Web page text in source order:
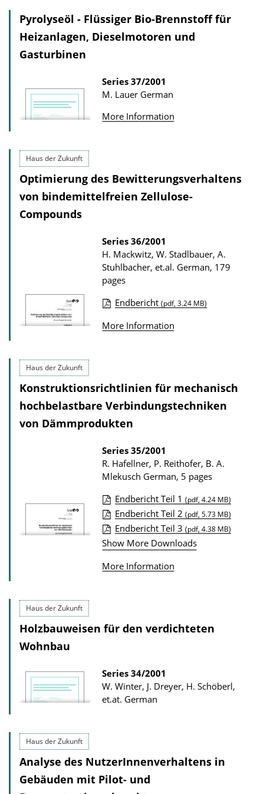
Pyrolyseöl - Flüssiger Bio-Brennstoff für
Heizanlagen, Dieselmotoren und
Gasturbinen
Series 37/2001
M. Lauer German
More Information
Haus der Zukunft
Optimierung des Bewitterungsverhaltens
von bindemittelfreien Zellulose-
Compounds
Series 36/2001
H. Mackwitz, W. Stadlbauer, A.
Stuhlbacher, et.al. German, 179
pages
u
i
c
i
o
n
D
o
w
n
l
s
Endbericht (pdf, 3.24 MB)
More Information
Haus der Zukunft
Konstruktionsrichtlinien für mechanisch
hochbelastbare Verbindungstechniken
von Dämmprodukten
Series 35/2001
R. Hafellner, P. Reithofer, B. A.
Mlekusch German, 5 pages
P
u
b
l
t
n
D
l
o
Endbericht Teil 1 (pdf, 4.24 MB)
Endbericht Teil 2 (pdf, 5.73 MB)
Endbericht Teil 3 (pdf, 4.38 MB)
Show More Downloads
More Information
Haus der Zukunft
Holzbauweisen für den verdichteten
Wohnbau
Series 34/2001
W. Winter, J. Dreyer, H. Schöberl,
et.at. German
Haus der Zukunft
Analyse des NutzerInnenverhaltens in
Gebäuden mit Pilot- und